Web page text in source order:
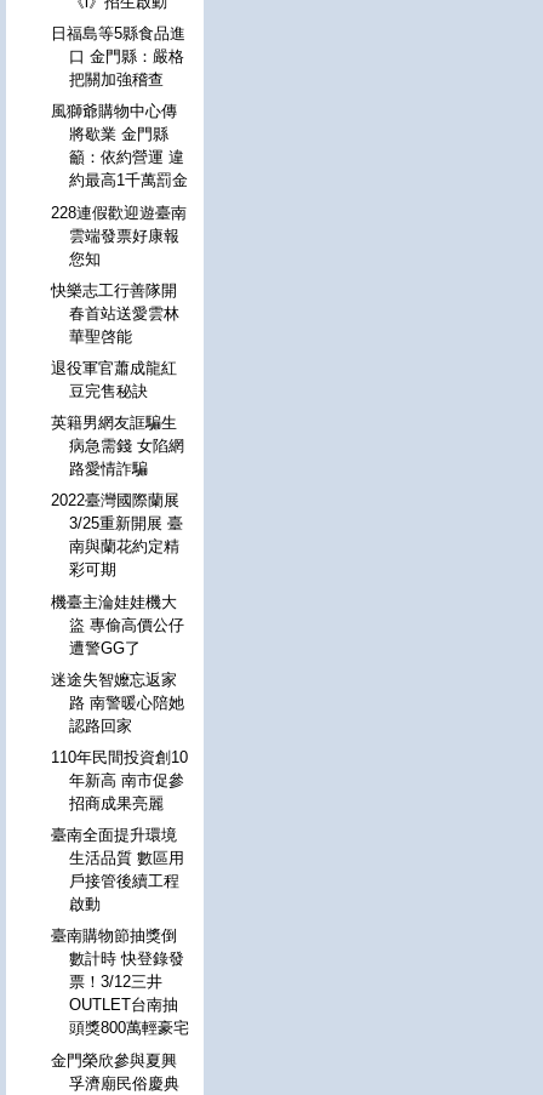
日福島等5縣食品進
口 金門縣：嚴格
把關加強稽查
風獅爺購物中心傳
將歇業 金門縣
籲：依約營運 違
約最高1千萬罰金
228連假歡迎遊臺南
雲端發票好康報
您知
快樂志工行善隊開
春首站送愛雲林
華聖啓能
退役軍官蕭成龍紅
豆完售秘訣
英籍男網友誆騙生
病急需錢 女陷網
路愛情詐騙
2022臺灣國際蘭展
3/25重新開展 臺
南與蘭花約定精
彩可期
機臺主淪娃娃機大
盜 專偷高價公仔
遭警GG了
迷途失智嬤忘返家
路 南警暖心陪她
認路回家
110年民間投資創10
年新高 南市促參
招商成果亮麗
臺南全面提升環境
生活品質 數區用
戶接管後續工程
啟動
臺南購物節抽獎倒
數計時 快登錄發
票！3/12三井
OUTLET台南抽
頭獎800萬輕豪宅
金門榮欣參與夏興
孚濟廟民俗慶典